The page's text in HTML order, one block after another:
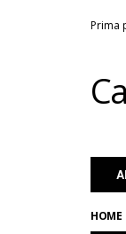
Prima
HOME